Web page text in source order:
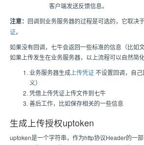
客户端发送反馈信息。
注意： 回调到业务服务器的过程是可选的，它取决
证。
如果没有回调，七牛会返回一些标准的信息（比如
如果上传发生在业务服务器，以上流程可以自然简化
业务服务器生成 上传凭证不设置回调，自
义）
凭借上传凭证上传文件到七牛
善后工作，比如保存相关的一些信息
生成上传授权uptoken
uptoken是一个字符串，作为http协议Header的一部